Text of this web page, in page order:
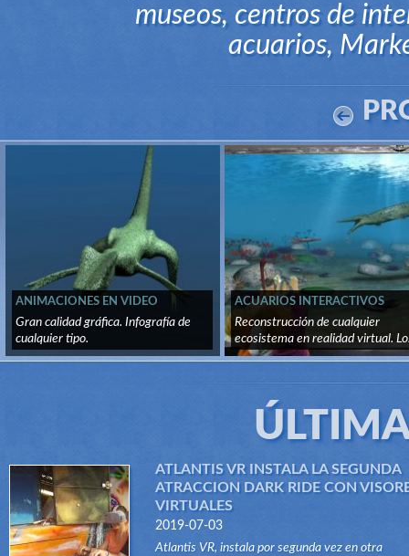
museos, centros de
acuarios,
ANIMACIONES EN VIDEO
Gran calidad gráfica. Infografía de
cualquier tipo.
ACUARIOS INTERACTIVOS
Reconstrucción de cualquier
ecosistema en realidad virtual.
ATLANTIS VR INSTALA LA SEGUNDA
ATRACCION DARK RIDE CON
VIRTUALES
2019-07-03
Atlantis VR, instala por segunda vez en otra